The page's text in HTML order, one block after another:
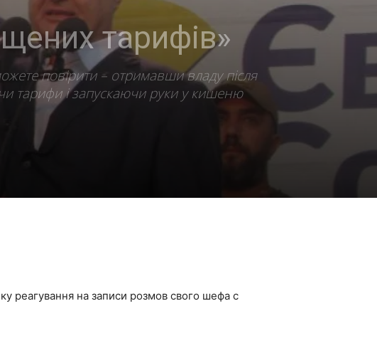
тарифів»
повірити – отримавши владу після
тарифи і запускаючи руки у кишеню
реагування на записи розмов свого шефа с